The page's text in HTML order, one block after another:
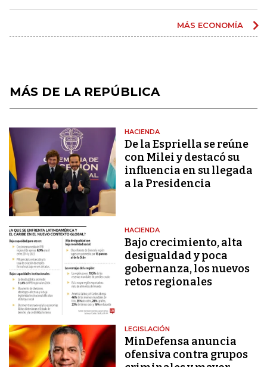
MÁS ECONOMÍA
MÁS DE LA REPÚBLICA
HACIENDA
De la Espriella se reúne
con Milei y destacó su
influencia en su llegada
a la Presidencia
HACIENDA
Bajo crecimiento, alta
desigualdad y poca
gobernanza, los nuevos
retos regionales
LEGISLACIÓN
MinDefensa anuncia
ofensiva contra grupos